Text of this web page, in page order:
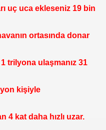
uç uca ekleseniz 19 bin
ortasında donar
trilyona ulaşmanız 31
kişiyle
4 kat daha hızlı uzar.